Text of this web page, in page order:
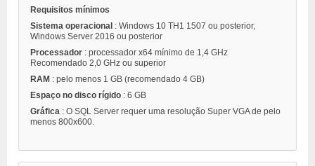
Requisitos mínimos
Sistema operacional : Windows 10 TH1 1507 ou posterior,
Windows Server 2016 ou posterior
Processador : processador x64 mínimo de 1,4 GHz
Recomendado 2,0 GHz ou superior
RAM : pelo menos 1 GB (recomendado 4 GB)
Espaço no disco rígido : 6 GB
Gráfica : O SQL Server requer uma resolução Super VGA de pelo
menos 800x600.